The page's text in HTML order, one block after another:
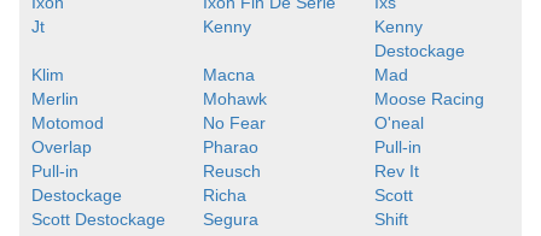
Jt
Kenny
Kenny
Destockage
Klim
Macna
Mad
Merlin
Mohawk
Moose Racing
Motomod
No Fear
O'neal
Overlap
Pharao
Pull-in
Pull-in
Destockage
Reusch
Rev It
Richa
Scott
Scott Destockage
Segura
Shift